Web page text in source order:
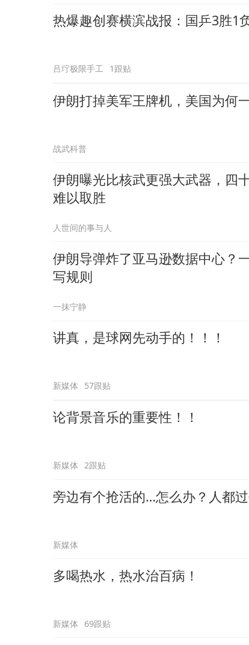
热爆趣创赛横滨战报：国乒3胜1
吕坾极限手工 1跟贴
伊朗打掉美军王牌机，美国为何
战武科普
伊朗曝光比核武更强大武器，四
难以取胜
人世间的事与人
伊朗导弹炸了亚马逊数据中心？
写规则
一抹宁静
讲真，是球网先动手的！！！
新媒体 57跟贴
论背景音乐的重要性！！
新媒体 2跟贴
旁边有个抢活的…怎么办？人都过
新媒体
多喝热水，热水治百病！
新媒体 69跟贴